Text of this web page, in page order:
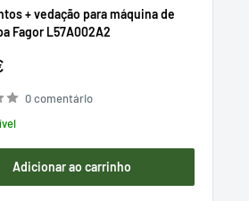
+ vedação para máquina de
Fagor L57A002A2
0 comentário
Adicionar ao carrinho